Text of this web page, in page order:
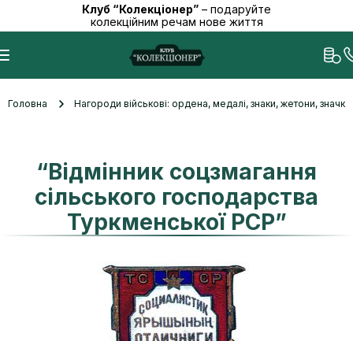
Клуб “Колекціонер” – подаруйте
колекційним речам нове життя
Головна Нагороди військові: ордена, медалі, знаки, жетони,
“Відмінник соцзмагання
сільського господарства
Туркменської РСР”